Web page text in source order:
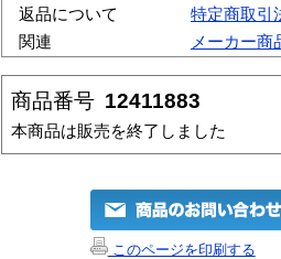
返品について
特定商取引
関連
メーカー商
商品番号 12411883
本商品は販売を終了しました
このページを印刷する